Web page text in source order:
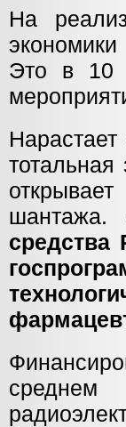
На
Это в 10
тотальная
средства